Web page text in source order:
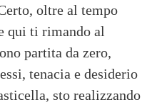
oltre al tempo
qui ti rimando al
partita da zero,
tenacia e desiderio
sto realizzando